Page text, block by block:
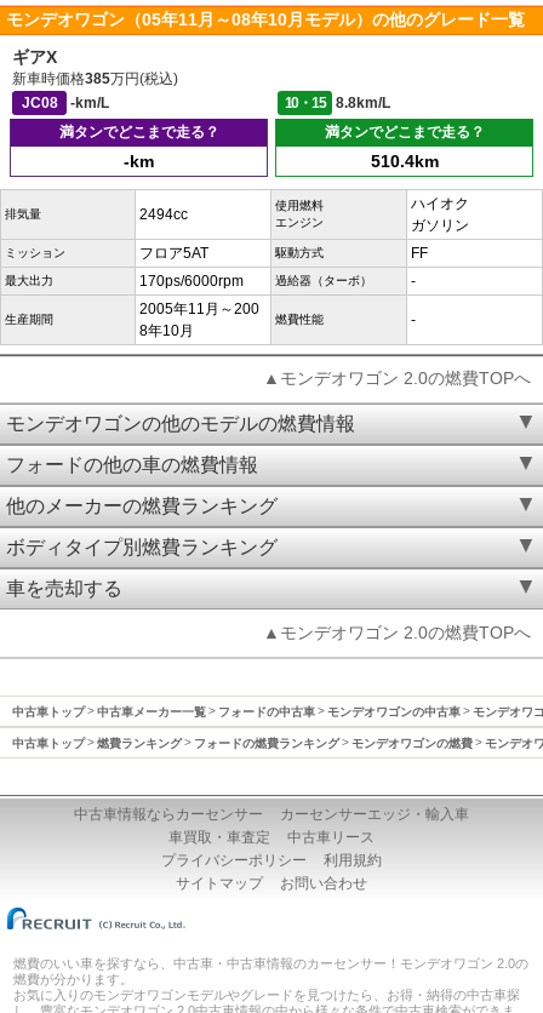
モンデオワゴン（05年11月～08年10月モデル）の他のグレード一覧
ギアX
新車時価格385万円(税込)
JC08
-km/L 10・15
8.8km/L
満タンでどこまで走る？
-km
満タンでどこまで走る？
510.4km
排気量 2494cc
使用燃料
エンジン
ハイオク
ガソリン
ミッション フロア5AT 駆動方式 FF
最大出力 170ps/6000rpm 過給器（ターボ） -
生産期間
2005年11月～200
8年10月
燃費性能 -
▲モンデオワゴン 2.0の燃費TOPへ
モンデオワゴンの他のモデルの燃費情報
フォードの他の車の燃費情報
他のメーカーの燃費ランキング
ボディタイプ別燃費ランキング
車を売却する
▲モンデオワゴン 2.0の燃費TOPへ
中古車トップ 中古車メーカー一覧 フォードの中古車 モンデオワゴンの中古車 モンデオワ
中古車トップ 燃費ランキング フォードの燃費ランキング モンデオワゴンの燃費 モンデオ
中古車情報ならカーセンサー
カーセンサーエッジ・輸入車
車買取・車査定
中古車リース
プライバシーポリシー
利用規約
サイトマップ
お問い合わせ
燃費のいい車を探すなら、中古車・中古車情報のカーセンサー！モンデオワゴン 2.0の
燃費が分かります。
お気に入りのモンデオワゴンモデルやグレードを見つけたら、お得・納得の中古車探